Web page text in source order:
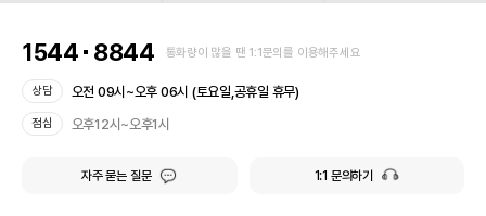
1544 8844 통화량이 많을 땐 1:1문의를 이용해주세요
상담 오전 09시~오후 06시 (토요일,공휴일 휴무)
점심 오후12시~오후1시
자주 묻는 질문 1:1 문의하기